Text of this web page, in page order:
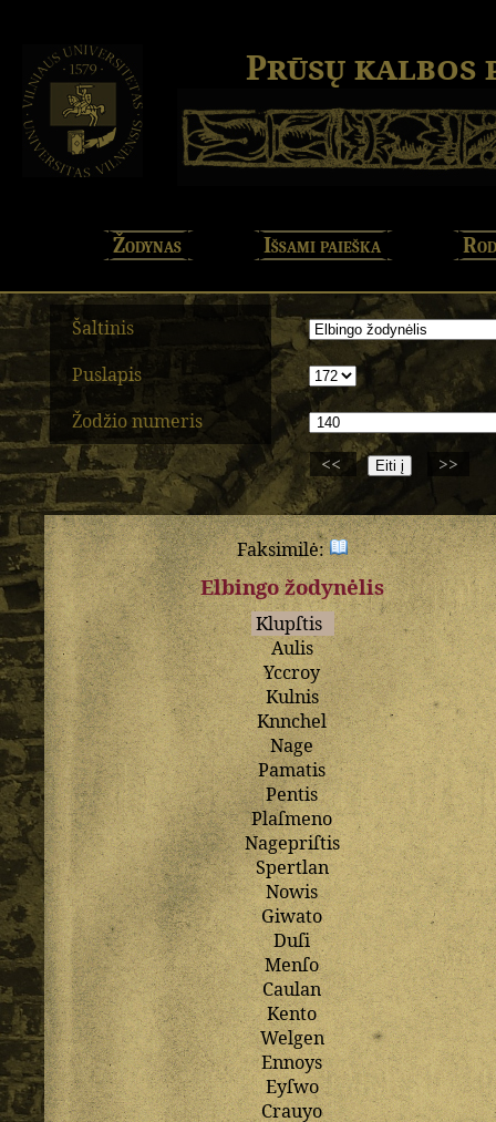
Prūsų kalbos
Žodynas Išsami paieška
Šaltinis
Puslapis
Žodžio numeris
<<
>>
Faksimilė:
Elbingo žodynėlis
Klupſtis
Aulis
Yccroy
Kulnis
Knnchel
Nage
Pamatis
Pentis
Plaſmeno
Nagepriſtis
Spertlan
Nowis
Giwato
Duſi
Menſo
Caulan
Kento
Welgen
Ennoys
Eyſwo
Crauyo